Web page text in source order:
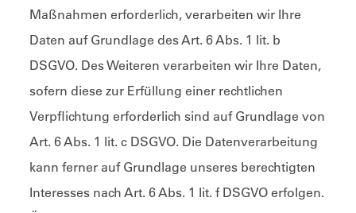
Maßnahmen erforderlich, verarbeiten wir Ihre
Daten auf Grundlage des Art. 6 Abs. 1 lit. b
DSGVO. Des Weiteren verarbeiten wir Ihre Daten,
sofern diese zur Erfüllung einer rechtlichen
Verpflichtung erforderlich sind auf Grundlage von
Art. 6 Abs. 1 lit. c DSGVO. Die Datenverarbeitung
kann ferner auf Grundlage unseres berechtigten
Interesses nach Art. 6 Abs. 1 lit. f DSGVO erfolgen.